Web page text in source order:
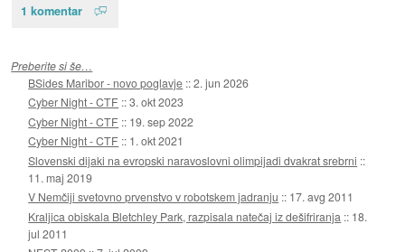
1 komentar
Preberite si še…
BSides Maribor - novo poglavje ::2. jun 2026
Cyber Night - CTF ::3. okt 2023
Cyber Night - CTF :: 19. sep 2022
Cyber Night - CTF :: 1. okt 2021
Slovenski dijaki na evropski naravoslovni olimpijadi dvakrat srebrni ::
11. maj 2019
V Nemčiji svetovno prvenstvo v robotskem jadranju :: 17. avg 2011
Kraljica obiskala Bletchley Park, razpisala natečaj iz dešifriranja :: 18.
jul 2011